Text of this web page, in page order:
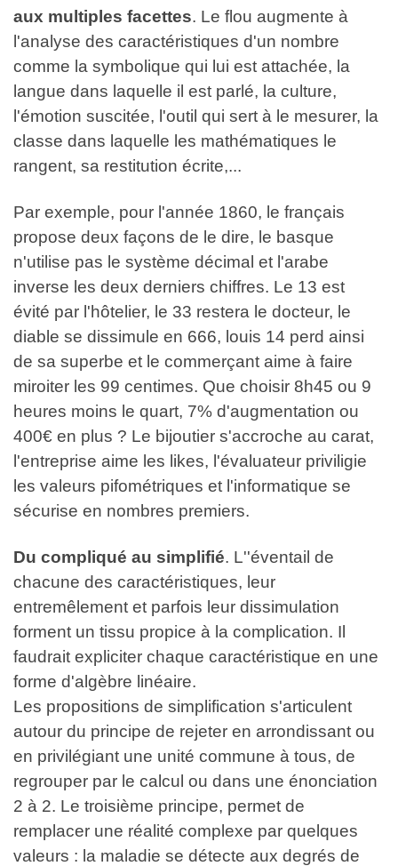
aux multiples facettes. Le flou augmente à
l'analyse des caractéristiques d'un nombre
comme la symbolique qui lui est attachée, la
langue dans laquelle il est parlé, la culture,
l'émotion suscitée, l'outil qui sert à le mesurer, la
classe dans laquelle les mathématiques le
rangent, sa restitution écrite,...
Par exemple, pour l'année 1860, le français
propose deux façons de le dire, le basque
n'utilise pas le système décimal et l'arabe
inverse les deux derniers chiffres. Le 13 est
évité par l'hôtelier, le 33 restera le docteur, le
diable se dissimule en 666, louis 14 perd ainsi
de sa superbe et le commerçant aime à faire
miroiter les 99 centimes. Que choisir 8h45 ou 9
heures moins le quart, 7% d'augmentation ou
400€ en plus ? Le bijoutier s'accroche au carat,
l'entreprise aime les likes, l'évaluateur priviligie
les valeurs pifométriques et l'informatique se
sécurise en nombres premiers.
Du compliqué au simplifié. L''éventail de
chacune des caractéristiques, leur
entremêlement et parfois leur dissimulation
forment un tissu propice à la complication. Il
faudrait expliciter chaque caractéristique en une
forme d'algèbre linéaire.
Les propositions de simplification s'articulent
autour du principe de rejeter en arrondissant ou
en privilégiant une unité commune à tous, de
regrouper par le calcul ou dans une énonciation
2 à 2. Le troisième principe, permet de
remplacer une réalité complexe par quelques
valeurs : la maladie se détecte aux degrés de